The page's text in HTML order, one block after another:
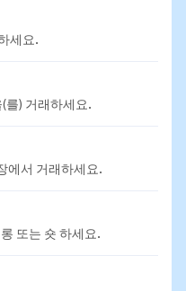
세요.
를) 거래하세요.
에서 거래하세요.
또는 숏 하세요.